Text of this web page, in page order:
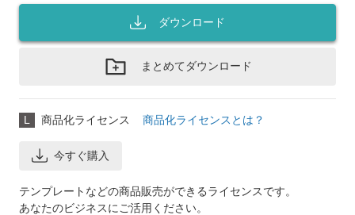
ダウンロード
まとめてダウンロード
L 商品化ライセンス 商品化ライセンスとは？
今すぐ購入
テンプレートなどの商品販売ができるライセンスです。
あなたのビジネスにご活用ください。